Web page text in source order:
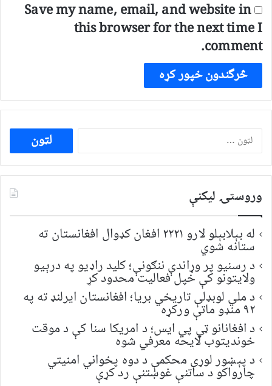
Save my name, email, and website in
this browser for the next time I
comment.
ددی
لپاره
لټون:
وروستۍ ليکنې
له بېلابېلو لارو ۲۲۲۱ افغان کډوال افغانستان ته
ستانه شوي
د رسنیو پر وړاندې ننګونې؛ کلید راډیو په درېیو
ولایتونو کې خپل فعالیت محدود کړ
د ملي لوبډلې تاریخي بریا؛ افغانستان ایرلنډ ته په
۹۲ منډو ماتې ورکړه
د افغانانو ټي پي ایس؛ د امریکا سنا کې د موقت
خونديتوب لایحه معرفي شوه
د پېښور لوړې محکمې د دوه پخواني امنیتي
چارواکو د ساتنې غوښتنې رد کړې